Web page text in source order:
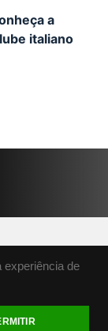
experiência de
a
italiano